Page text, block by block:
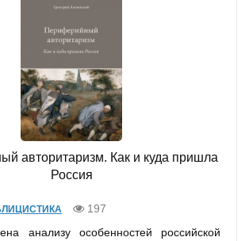
авторитаризм. Как и куда пришла
Россия
197
анализу особенностей российской